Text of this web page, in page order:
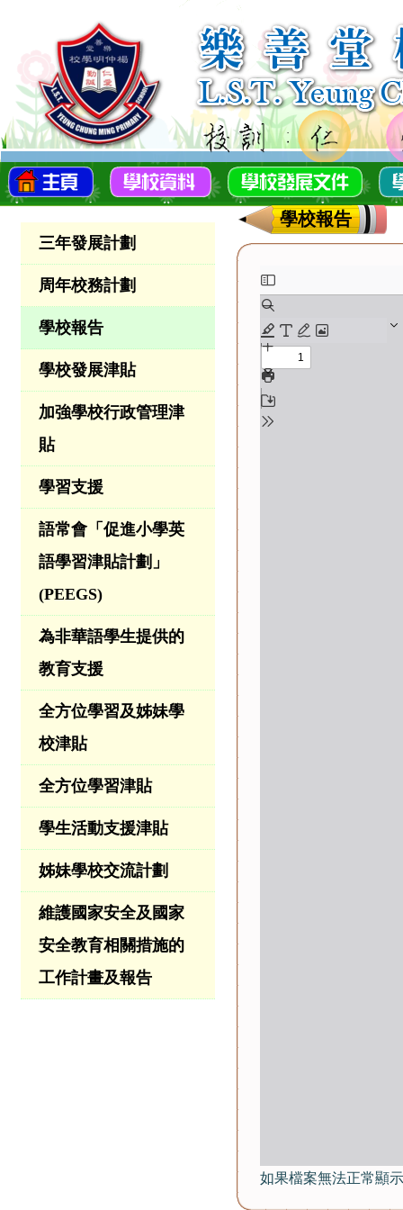
三年發展計劃
周年校務計劃
學校報告
學校發展津貼
加強學校行政管理津
貼
學習支援
語常會「促進小學英
語學習津貼計劃」
(PEEGS)
為非華語學生提供的
教育支援
全方位學習及姊妹學
校津貼
全方位學習津貼
學生活動支援津貼
姊妹學校交流計劃
維護國家安全及國家
安全教育相關措施的
工作計畫及報告
學校報告
如果檔案無法正常顯